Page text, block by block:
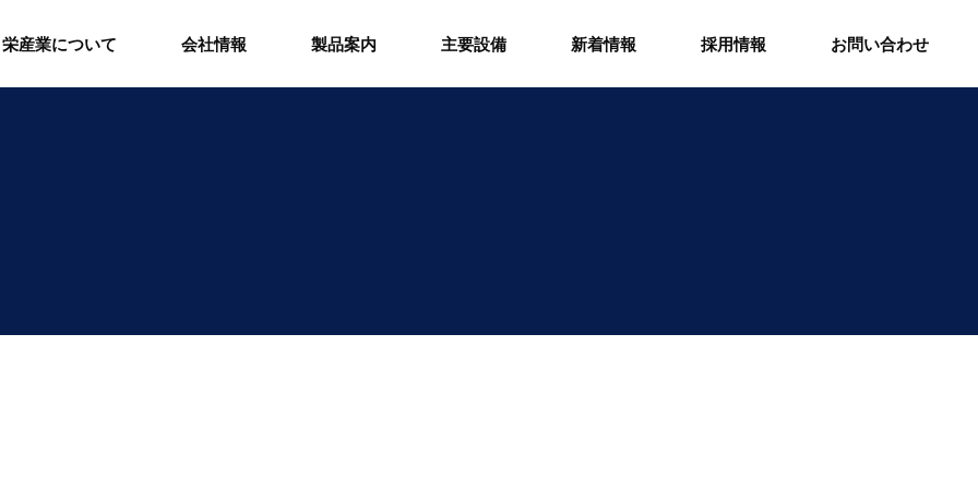
栄産業について 会社情報 製品案内 主要設備 新着情報 採用情報 お問い合わせ